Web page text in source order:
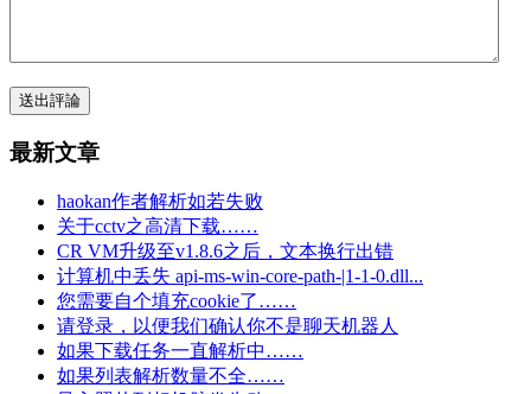
送出評論
最新文章
haokan作者解析如若失败
关于cctv之高清下载……
CR VM升级至v1.8.6之后，文本换行出错
计算机中丢失 api-ms-win-core-path-|1-1-0.dll...
您需要自个填充cookie了……
请登录，以便我们确认你不是聊天机器人
如果下载任务一直解析中……
如果列表解析数量不全……